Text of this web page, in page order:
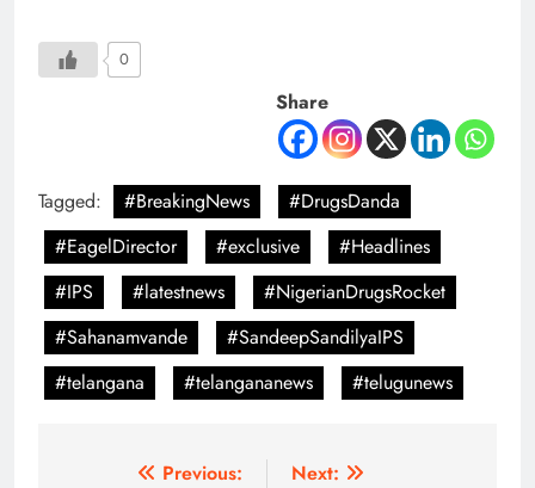
0
Share
Tagged: #BreakingNews
#DrugsDanda
#EagelDirector
#exclusive
#Headlines
#IPS
#latestnews
#NigerianDrugsRocket
#Sahanamvande
#SandeepSandilyaIPS
#telangana
#telangananews #telugunews
Previous:
Next: